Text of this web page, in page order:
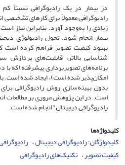
دز بیمار در یک رادیوگرافی نسبتاً
رادیوگرافی معمولاً برای کارهای
زیادی را به‌وجود آورد. بنابراین نیاز
بیمار انجام شود. تحول رادیولوژی
بهبود کیفیت تصویر فراهم کرده است
شناسایی بالاتر، قابلیت‌های پردازش
برنامه‌های تصویربرداری پیشرفته (که
امکان‌پذیر شده است)، ایجاد شده است. با
بدون بهینه‌سازی روش رادیوگرافی
است. در این پژوهش مروری بر مطالعات
رادیوگرافی دیجیتال" انجام شده است.
کلیدواژه‌ها
کلید‌واژگان: رادیوگرافی دیجیتال
کیفیت تصویر تکنیک‌های رادیوگرافی